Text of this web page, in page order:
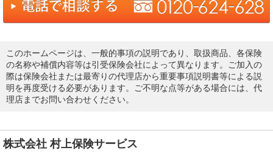
このホームページは、一般的事項の説明であり、取扱商品、各保険
の名称や補償内容等は引受保険会社によって異なります。ご加入の
際は保険会社または最寄りの代理店から重要事項説明書等による説
明を再度受ける必要があります。ご不明な点等がある場合には、代
理店までお問い合わせください。
株式会社 村上保険サービス